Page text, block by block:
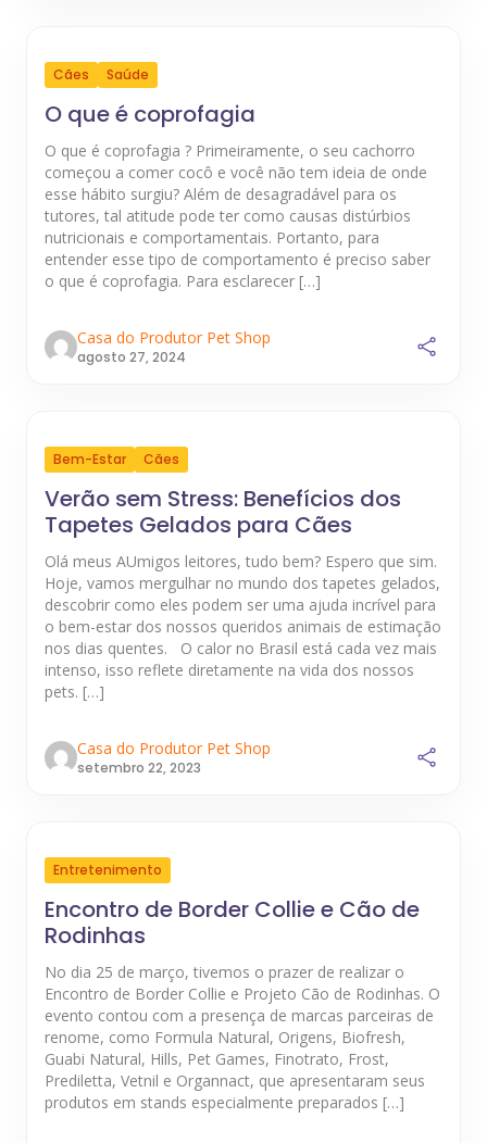
Cães Saúde
O que é coprofagia
O que é coprofagia ? Primeiramente, o seu cachorro
começou a comer cocô e você não tem ideia de onde
esse hábito surgiu? Além de desagradável para os
tutores, tal atitude pode ter como causas distúrbios
nutricionais e comportamentais. Portanto, para
entender esse tipo de comportamento é preciso saber
o que é coprofagia. Para esclarecer […]
Casa do Produtor Pet Shop
agosto 27, 2024
Bem-Estar Cães
Verão sem Stress: Benefícios dos
Tapetes Gelados para Cães
Olá meus AUmigos leitores, tudo bem? Espero que sim.
Hoje, vamos mergulhar no mundo dos tapetes gelados,
descobrir como eles podem ser uma ajuda incrível para
o bem-estar dos nossos queridos animais de estimação
nos dias quentes. O calor no Brasil está cada vez mais
intenso, isso reflete diretamente na vida dos nossos
pets. […]
Casa do Produtor Pet Shop
setembro 22, 2023
Entretenimento
Encontro de Border Collie e Cão de
Rodinhas
No dia 25 de março, tivemos o prazer de realizar o
Encontro de Border Collie e Projeto Cão de Rodinhas. O
evento contou com a presença de marcas parceiras de
renome, como Formula Natural, Origens, Biofresh,
Guabi Natural, Hills, Pet Games, Finotrato, Frost,
Prediletta, Vetnil e Organnact, que apresentaram seus
produtos em stands especialmente preparados […]